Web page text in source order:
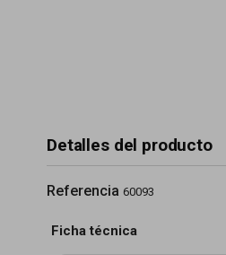
Detalles del producto
Referencia 60093
Ficha técnica